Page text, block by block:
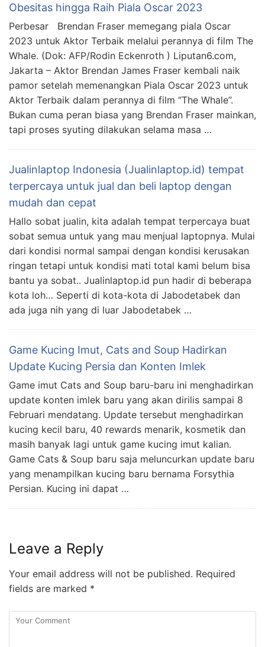
Obesitas hingga Raih Piala Oscar 2023
Perbesar Brendan Fraser memegang piala Oscar
2023 untuk Aktor Terbaik melalui perannya di film The
Whale. (Dok: AFP/Rodin Eckenroth ) Liputan6.com,
Jakarta – Aktor Brendan James Fraser kembali naik
pamor setelah memenangkan Piala Oscar 2023 untuk
Aktor Terbaik dalam perannya di film “The Whale”.
Bukan cuma peran biasa yang Brendan Fraser mainkan,
tapi proses syuting dilakukan selama masa …
Jualinlaptop Indonesia (Jualinlaptop.id) tempat
terpercaya untuk jual dan beli laptop dengan
mudah dan cepat
Hallo sobat jualin, kita adalah tempat terpercaya buat
sobat semua untuk yang mau menjual laptopnya. Mulai
dari kondisi normal sampai dengan kondisi kerusakan
ringan tetapi untuk kondisi mati total kami belum bisa
bantu ya sobat.. Jualinlaptop.id pun hadir di beberapa
kota loh… Seperti di kota-kota di Jabodetabek dan
ada juga nih yang di luar Jabodetabek …
Game Kucing Imut, Cats and Soup Hadirkan
Update Kucing Persia dan Konten Imlek
Game imut Cats and Soup baru-baru ini menghadirkan
update konten imlek baru yang akan dirilis sampai 8
Februari mendatang. Update tersebut menghadirkan
kucing kecil baru, 40 rewards menarik, kosmetik dan
masih banyak lagi untuk game kucing imut kalian.
Game Cats & Soup baru saja meluncurkan update baru
yang menampilkan kucing baru bernama Forsythia
Persian. Kucing ini dapat …
Leave a Reply
Your email address will not be published. Required
fields are marked *